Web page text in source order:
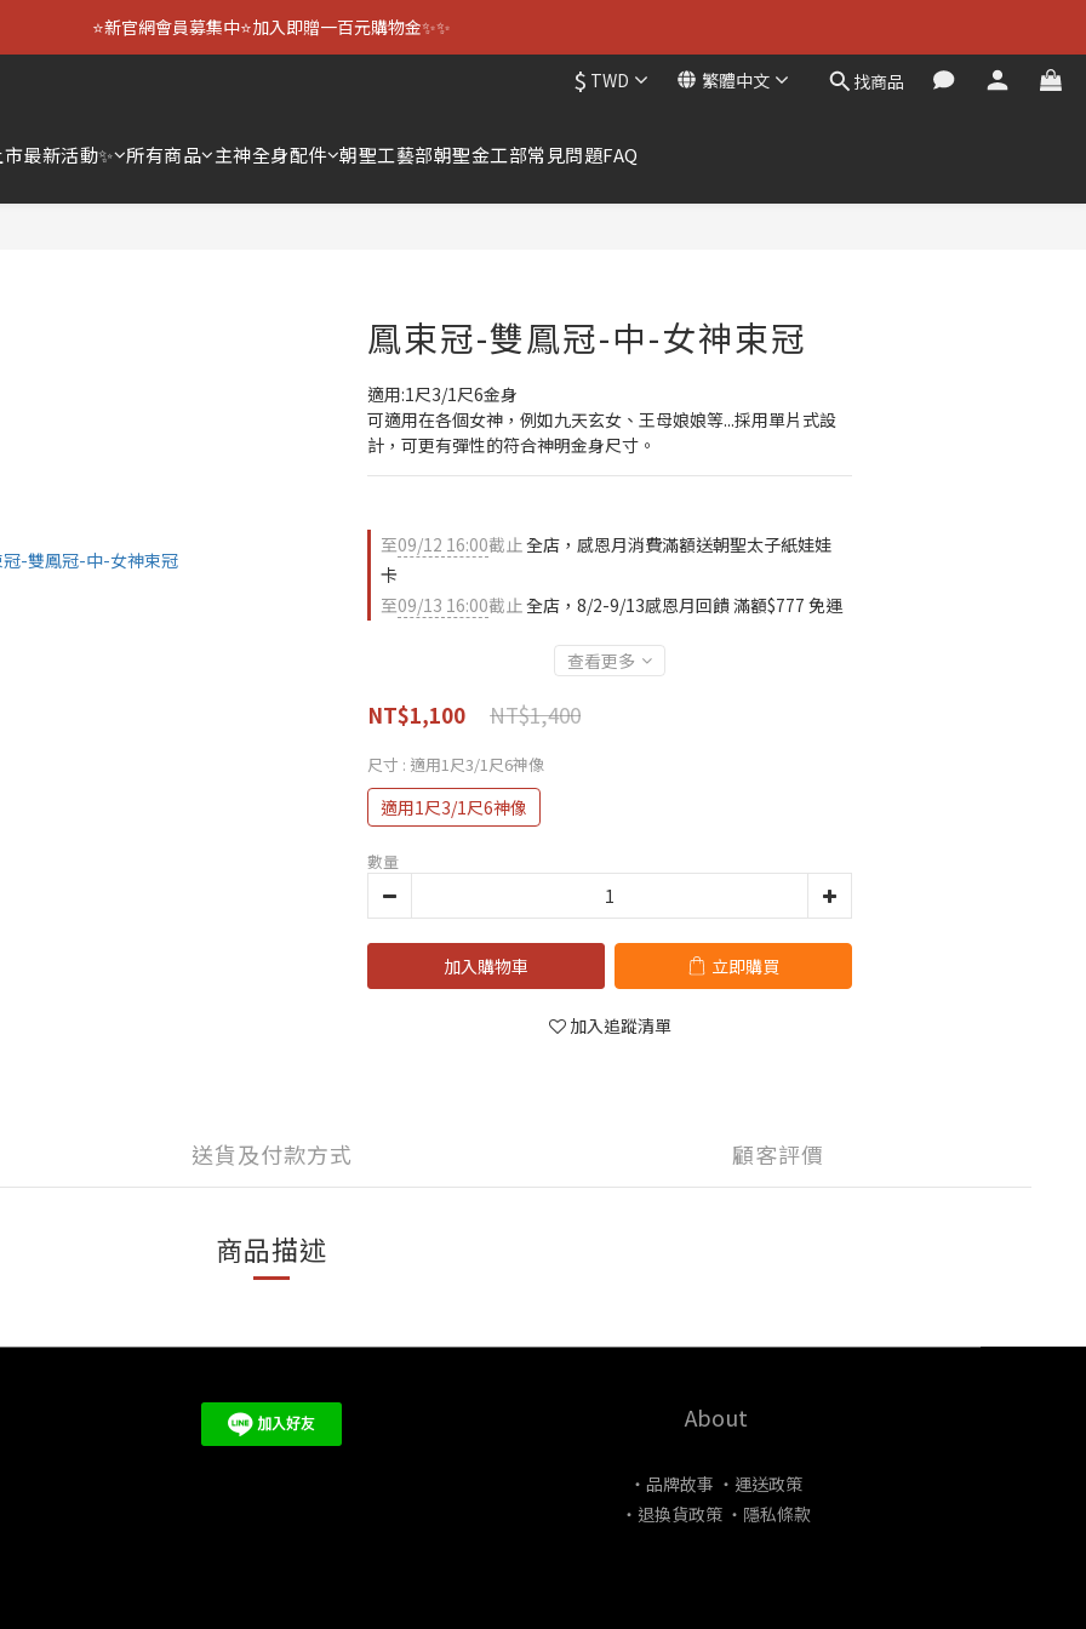
⭐新官網會員募集中⭐加入即贈一百元購物金✨✨
$ TWD 繁體中文 找商品
最新活動✨ 所有商品 主神全身配件 朝聖工藝部朝聖金工部常見問題FAQ
鳳束冠-雙鳳冠-中-女神束冠
適用:1尺3/1尺6金身
可適用在各個女神，例如九天玄女、王母娘娘等...採用單片式設
計，可更有彈性的符合神明金身尺寸。
至09/12 16:00截止全店，感恩月消費滿額送朝聖太子紙娃娃
卡
至09/13 16:00截止全店，8/2-9/13感恩月回饋 滿額$777 免運
查看更多
NT$1,400
NT$1,100
尺寸 : 適用1尺3/1尺6神像
適用1尺3/1尺6神像
數量
加入購物車 立即購買
加入追蹤清單
送貨及付款方式 顧客評價
商品描述
About
・品牌故事 ・運送政策
・退換貨政策 ・隱私條款